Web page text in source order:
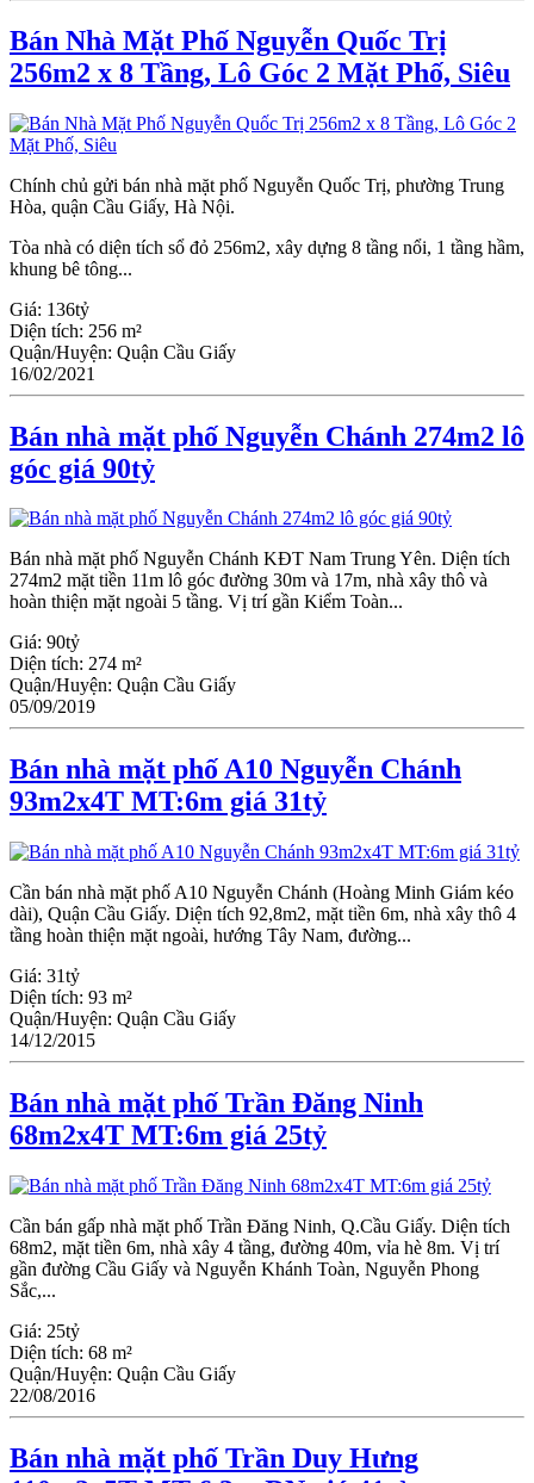
Bán Nhà Mặt Phố Nguyễn Quốc Trị
256m2 x 8 Tầng, Lô Góc 2 Mặt Phố, Siêu
Chính chủ gửi bán nhà mặt phố Nguyễn Quốc Trị, phường Trung
Hòa, quận Cầu Giấy, Hà Nội.
Tòa nhà có diện tích sổ đỏ 256m2, xây dựng 8 tầng nổi, 1 tầng hầm,
khung bê tông...
Giá: 136tỷ
Diện tích: 256 m²
Quận/Huyện: Quận Cầu Giấy
16/02/2021
Bán nhà mặt phố Nguyễn Chánh 274m2 lô
góc giá 90tỷ
Bán nhà mặt phố Nguyễn Chánh KĐT Nam Trung Yên. Diện tích
274m2 mặt tiền 11m lô góc đường 30m và 17m, nhà xây thô và
hoàn thiện mặt ngoài 5 tầng. Vị trí gần Kiểm Toàn...
Giá: 90tỷ
Diện tích: 274 m²
Quận/Huyện: Quận Cầu Giấy
05/09/2019
Bán nhà mặt phố A10 Nguyễn Chánh
93m2x4T MT:6m giá 31tỷ
Cần bán nhà mặt phố A10 Nguyễn Chánh (Hoàng Minh Giám kéo
dài), Quận Cầu Giấy. Diện tích 92,8m2, mặt tiền 6m, nhà xây thô 4
tầng hoàn thiện mặt ngoài, hướng Tây Nam, đường...
Giá: 31tỷ
Diện tích: 93 m²
Quận/Huyện: Quận Cầu Giấy
14/12/2015
Bán nhà mặt phố Trần Đăng Ninh
68m2x4T MT:6m giá 25tỷ
Cần bán gấp nhà mặt phố Trần Đăng Ninh, Q.Cầu Giấy. Diện tích
68m2, mặt tiền 6m, nhà xây 4 tầng, đường 40m, vỉa hè 8m. Vị trí
gần đường Cầu Giấy và Nguyễn Khánh Toàn, Nguyễn Phong
Sắc,...
Giá: 25tỷ
Diện tích: 68 m²
Quận/Huyện: Quận Cầu Giấy
22/08/2016
Bán nhà mặt phố Trần Duy Hưng